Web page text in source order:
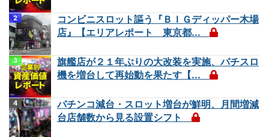
コンビニスロット謳う『ＢＩＧディッパー木場
店』【エリアレポート 東京都...
旗艦店が２１年ぶりの大改装を実施、パチスロ
機を増台して再始動を果たす【...
パチンコ減台・スロット増台が鮮明、月間増減
台店舗数から見る設置シフト